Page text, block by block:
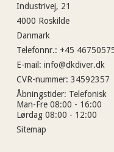
Industrivej, 21
4000 Roskilde
Danmark
Telefonnr.: +45
E-mail : info@dkdiver.dk
CVR-nummer: 34592357
Åbningstider: Telefonisk
Man-Fre 08:00 - 16:00
Lørdag 08:00 - 12:00
Sitemap